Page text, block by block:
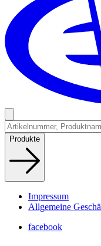
Produkte
Impressum
Allgemeine
facebook